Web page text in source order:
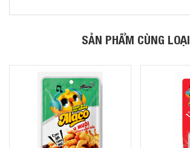
SẢN PHẨM CÙNG LOẠI